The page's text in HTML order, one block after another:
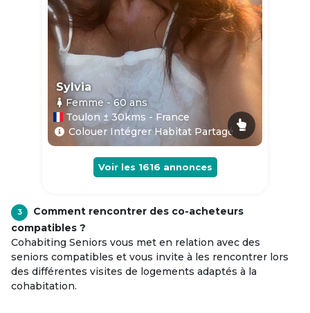
Sylvia
Femme - 60ans
Toulon ± 30kms - France
Colouer Intégrer Habitat Partagé
Voir les 1616 annonces
3
Comment rencontrer des co-acheteurs
compatibles ?
Cohabiting Seniors vous met en relation avec des
seniors compatibles et vous invite à les rencontrer lors
des différentes visites de logements adaptés à la
cohabitation.